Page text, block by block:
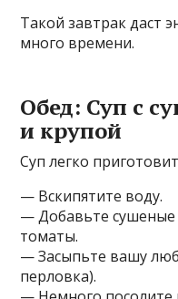
Такой завтрак даст
много времени.
Обед: Суп с
и крупой
Суп легко
— Вскипятите воду.
— Добавьте
томаты.
— Засыпьте вашу
перловка).